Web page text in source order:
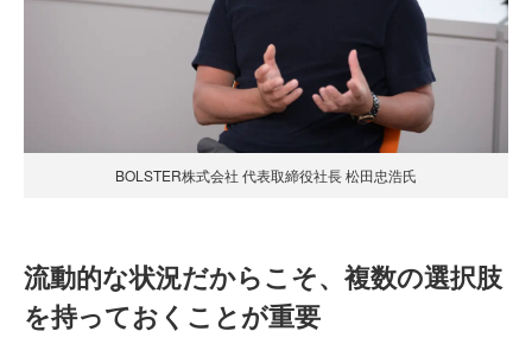
BOLSTER株式会社 代表取締役社長 松田忠浩氏
流動的な状況だからこそ、複数の選択肢
を持っておくことが重要